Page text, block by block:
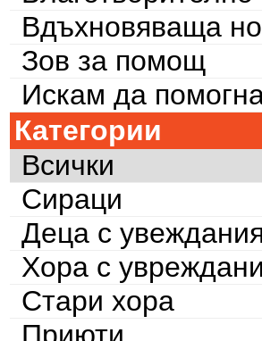
Вдъхновяваща
Зов за помощ
Искам да
Категории
Всички
Сираци
Деца с
Хора с
Стари хора